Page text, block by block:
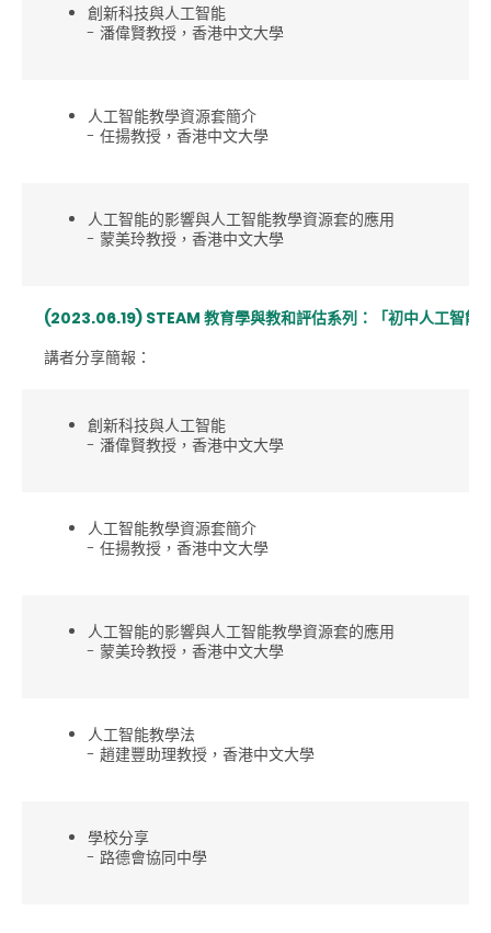
創新科技與人工智能
- 潘偉賢教授，香港中文大學
人工智能教學資源套簡介
- 任揚教授，香港中文大學
人工智能的影響與人工智能教學資源套的應用
- 蒙美玲教授，香港中文大學
(2023.06.19) STEAM 教育學與教和評估系列：「初中人工智能
講者分享簡報：
創新科技與人工智能
- 潘偉賢教授，香港中文大學
人工智能教學資源套簡介
- 任揚教授，香港中文大學
人工智能的影響與人工智能教學資源套的應用
- 蒙美玲教授，香港中文大學
人工智能教學法
- 趙建豐助理教授，香港中文大學
學校分享
- 路德會協同中學